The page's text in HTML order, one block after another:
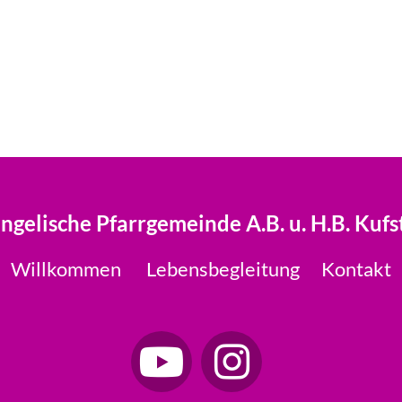
Pfarrgemeinde A.B. u. H.B.
Willkommen Lebensbegleitung Kontakt